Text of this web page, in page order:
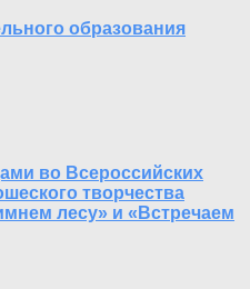
образования
во Всероссийских
творчества
лесу» и «Встречаем